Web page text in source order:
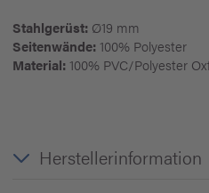
Stahlgerüst: Ø19 mm
Seitenwände: 100% Polyester
Material: 100% PVC/Polyester
Herstellerinformation